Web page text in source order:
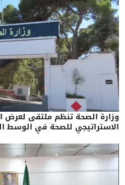
وزارة الصحة تنظم ملتقى
الاستراتيجي للصحة في الوسط المهني